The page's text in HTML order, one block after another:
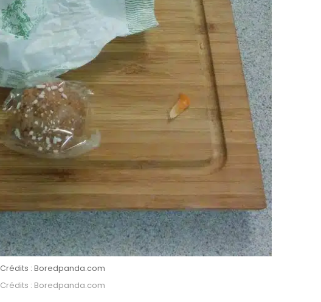
Crédits : Boredpanda.com
Crédits : Boredpanda.com